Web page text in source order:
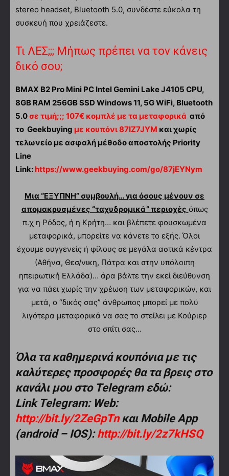
stereo headset, Bluetooth 5.0, συνδέστε εύκολα τη
συσκευή που χρειάζεστε.
Τι ΛΕΣ;;; Μήπως πρέπει να τον κάνεις
δικό σου;
BMAX B2 Pro Mini PC Intel Gemini Lake J4105 CPU,
8GB RAM 256GB SSD Windows 11, 5G WiFi, Bluetooth
5.0 σε τιμή;;; 107€ κομπλέ με τα μεταφορικά από
το Geekbuying με κουπόνι 87IZ7JYM και χωρίς
τελωνείο με ασφαλή μέθοδο αποστολής Priority
Line
Link: https://www.geekbuying.com/go/87jEYNym
Μια “ΕΞΥΠΝΗ” συμβουλή… για όσους μένουν σε
απομακρυσμένες “ταχυδρομικά” περιοχές όπως
π.χ η Ρόδος, ή η Κρήτη… και βλέπετε φουσκωμένα
μεταφορικά, μπορείτε να κάνετε το εξής. Όλοι
έχουμε συγγενείς ή φίλους σε μεγάλα αστικά κέντρα
(Αθήνα, Θεσ/νικη, Πάτρα και στην υπόλοιπη
ηπειρωτική Ελλάδα)… άρα βάλτε την εκεί διεύθυνση
για να πάει χωρίς την χρέωση των μεταφορικών, και
μετά, ο “δικός σας” άνθρωπος μπορεί με πολύ
λιγότερα μεταφορικά να σας το στείλει με Κούριερ
στο σπίτι σας…
Όλα τα καθημερινά κουπόνια με τις
καλύτερες προσφορές θα τα βρεις στο
κανάλι μου στο Telegram εδώ:
Link Telegram: Web:
http://bit.ly/2ZeGpTnκαι Mobile App
(android – IOS):http://bit.ly/2z7kHSQ